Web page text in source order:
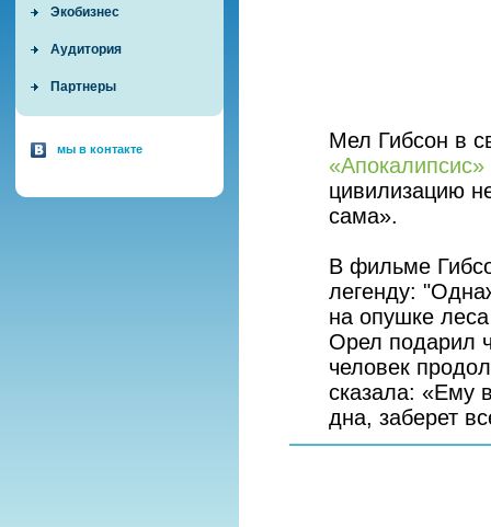
Экобизнес
Аудитория
Партнеры
мы в контакте
Мел Гибсон в
«Апокалипсис»
цивилизацию
сама».
В фильме
легенду:
на опушке
Орел подарил
человек
сказала: «Ему
дна, заберет